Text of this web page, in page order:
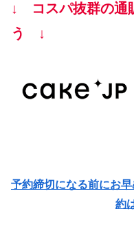
↓ コスパ抜群の通
う ↓
予約締切になる前にお
約